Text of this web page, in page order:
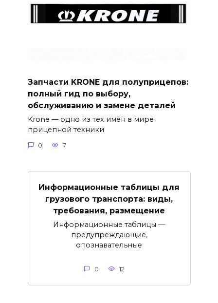
Запчасти KRONE для полуприцепов:
полный гид по выбору,
обслуживанию и замене деталей
Krone — одно из тех имён в мире
прицепной техники
0 7
Информационные таблицы для
грузового транспорта: виды,
требования, размещение
Информационные таблицы —
предупреждающие,
опознавательные
0 12